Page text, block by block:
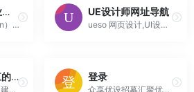
网站建设【企业网站制作】高端网站设计-26年专注企业服务
中企动力（300.cn）26年专注企业服务;为您提供网站建设,网站制作,网页设计及高端网站定制服务,专注于企业网站建设及推广,对汽车,家装,农业,外贸,机械等多个行业拥有丰富的建站经验的网站建设公司。
UE设计师网址导航
ueso 网页设计,UI设计,网页设计讲座,设计欣赏,设计教程,素材下载,界面设计,APP,HTML5,CSS3,酷站推荐,酷站欣赏,酷站收录,酷站大全
文江博客 – 文江的个人博客，平凡的草根站长
文江的个人博客，建立这个博客是为了学习和分享SEO知识、Web开发技术（Web前端开发和PHP网站开发），文章里肯定会有出错的地方请多多指点，有不对的地方请批评。
登录
众享优设招募汇聚优秀兼职设计师，是集平面设计印刷、网页设计、小程序设计、营销设计等于一体的开放式服务平台。